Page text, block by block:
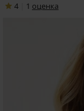
4 1 oценка